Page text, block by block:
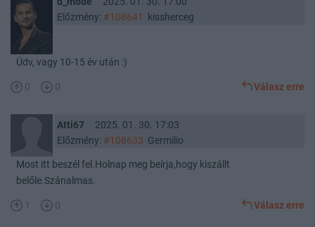
Előzmény: #108641 kissherceg
Üdv, vagy 10-15 év után :)
0 0 Válasz erre
Atti67
2025. 01. 30. 17:03
Előzmény: #108633 Germilio
Most itt beszél fel.Holnap meg beírja,hogy kiszállt
belőle.Szánalmas.
1 0 Válasz erre